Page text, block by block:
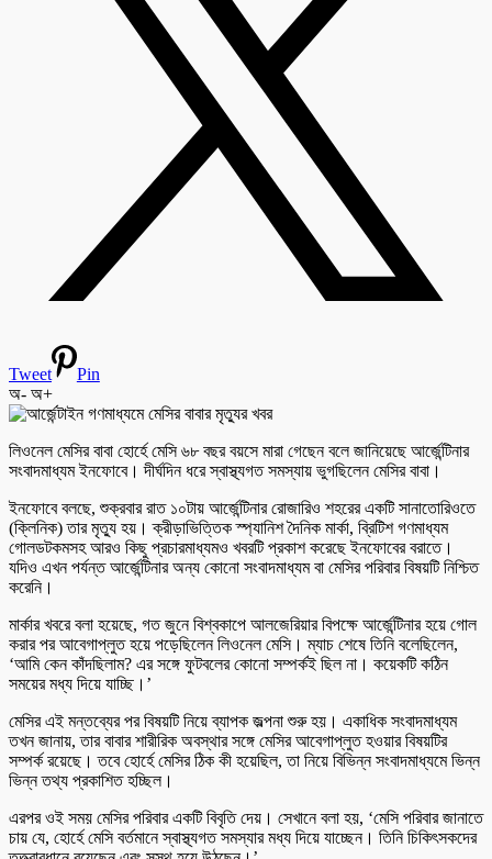
Tweet
Pin
অ- অ+
লিওনেল মেসির বাবা হোর্হে মেসি ৬৮ বছর বয়সে মারা গেছেন বলে জানিয়েছে আর্জেন্টিনার
সংবাদমাধ্যম ইনফোবে। দীর্ঘদিন ধরে স্বাস্থ্যগত সমস্যায় ভুগছিলেন মেসির বাবা।
ইনফোবে বলছে, শুক্রবার রাত ১০টায় আর্জেন্টিনার রোজারিও শহরের একটি সানাতোরিওতে
(ক্লিনিক) তার মৃত্যু হয়। ক্রীড়াভিত্তিক স্প্যানিশ দৈনিক মার্কা, ব্রিটিশ গণমাধ্যম
গোলডটকমসহ আরও কিছু প্রচারমাধ্যমও খবরটি প্রকাশ করেছে ইনফোবের বরাতে।
যদিও এখন পর্যন্ত আর্জেন্টিনার অন্য কোনো সংবাদমাধ্যম বা মেসির পরিবার বিষয়টি নিশ্চিত
করেনি।
মার্কার খবরে বলা হয়েছে, গত জুনে বিশ্বকাপে আলজেরিয়ার বিপক্ষে আর্জেন্টিনার হয়ে গোল
করার পর আবেগাপ্লুত হয়ে পড়েছিলেন লিওনেল মেসি। ম্যাচ শেষে তিনি বলেছিলেন,
‘আমি কেন কাঁদছিলাম? এর সঙ্গে ফুটবলের কোনো সম্পর্কই ছিল না। কয়েকটি কঠিন
সময়ের মধ্য দিয়ে যাচ্ছি।’
মেসির এই মন্তব্যের পর বিষয়টি নিয়ে ব্যাপক জল্পনা শুরু হয়। একাধিক সংবাদমাধ্যম
তখন জানায়, তার বাবার শারীরিক অবস্থার সঙ্গে মেসির আবেগাপ্লুত হওয়ার বিষয়টির
সম্পর্ক রয়েছে। তবে হোর্হে মেসির ঠিক কী হয়েছিল, তা নিয়ে বিভিন্ন সংবাদমাধ্যমে ভিন্ন
ভিন্ন তথ্য প্রকাশিত হচ্ছিল।
এরপর ওই সময় মেসির পরিবার একটি বিবৃতি দেয়। সেখানে বলা হয়, ‘মেসি পরিবার জানাতে
চায় যে, হোর্হে মেসি বর্তমানে স্বাস্থ্যগত সমস্যার মধ্য দিয়ে যাচ্ছেন। তিনি চিকিৎসকদের